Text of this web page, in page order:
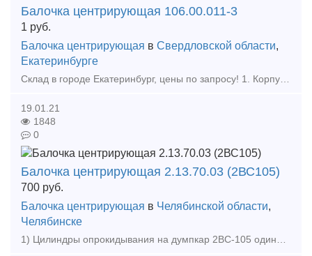
Балочка центрирующая 106.00.011-3
1 руб.
Балочка центрирующая в Свердловской области,
Екатеринбурге
Склад в городе Екатеринбург, цены по запросу! 1. Корпус Буксы (Восстановленный ) 2. Крышка крепительная 3. Лабиринтное кольцо 4. Штуцер 4370 6. Штуцер 190.02А 7. Ручка ра
19.01.21
1848
0
Балочка центрирующая 2.13.70.03 (2ВС105)
700 руб.
Балочка центрирующая в Челябинской области,
Челябинске